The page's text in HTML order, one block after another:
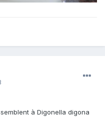
à Digonella digona